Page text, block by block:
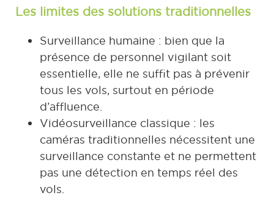
Les limites des solutions traditionnelles
Surveillance humaine : bien que la
présence de personnel vigilant soit
essentielle, elle ne suffit pas à prévenir
tous les vols, surtout en période
d’affluence.
Vidéosurveillance classique : les
caméras traditionnelles nécessitent une
surveillance constante et ne permettent
pas une détection en temps réel des
vols.